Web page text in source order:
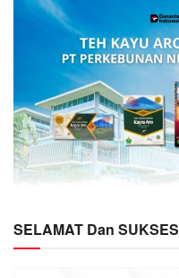
SELAMAT Dan SUKSES